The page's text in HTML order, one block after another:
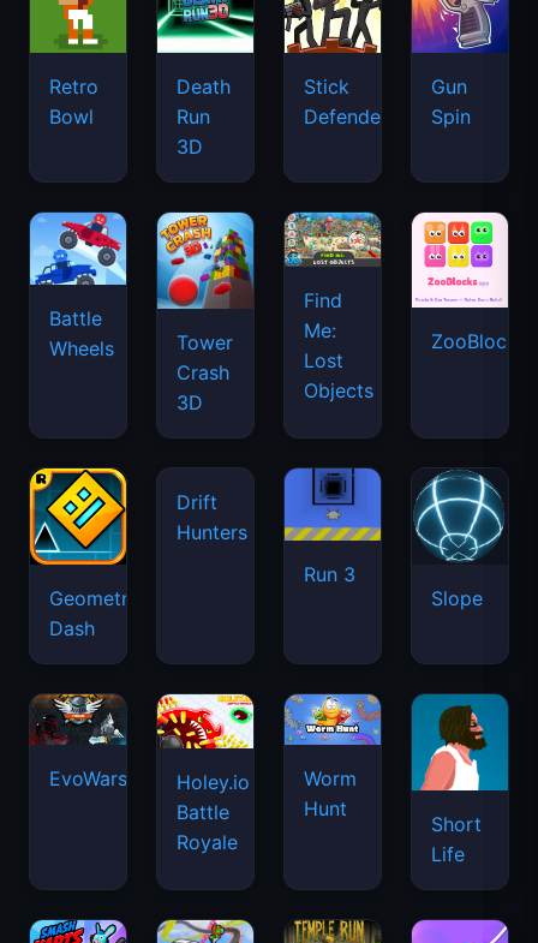
Retro
Bowl
Death
Run
3D
Stick
Defenders
Gun
Spin
Battle
Wheels
Tower
Crash
3D
Find
Me:
Lost
Objects
ZooBlocks
Geometry
Dash
Run 3
Slope
EvoWars.io
Holey.io
Battle
Royale
Worm
Hunt
Short
Life